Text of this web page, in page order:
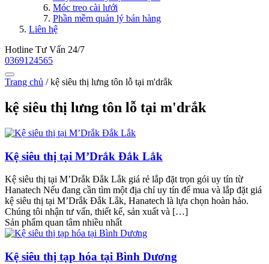
Móc treo cài lưới
Phần mềm quản lý bán hàng
Liên hệ
Hotline Tư Vấn 24/7
0369124565
Trang chủ /kệ siêu thị lưng tôn lỗ tại m'drắk
kệ siêu thị lưng tôn lỗ tại m'drắk
Kệ siêu thị tại M’Drắk Đắk Lắk
Kệ siêu thị tại M’Drắk Đắk Lắk giá rẻ lắp đặt trọn gói uy tín từ
Hanatech Nếu đang cần tìm một địa chỉ uy tín để mua và lắp đặt giá
kệ siêu thị tại M’Drắk Đắk Lắk, Hanatech là lựa chọn hoàn hảo.
Chúng tôi nhận tư vấn, thiết kế, sản xuất và […]
Sản phẩm quan tâm nhiều nhất
Kệ siêu thị tạp hóa tại Bình Dương